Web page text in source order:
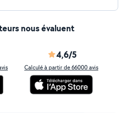
nous évaluent
4,6/5
Calculé à partir de 66000 avis